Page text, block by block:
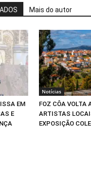
Mais do autor
EM
E
Notícias
FOZ CÔA VOLTA
ARTISTAS
EXPOSIÇÃO